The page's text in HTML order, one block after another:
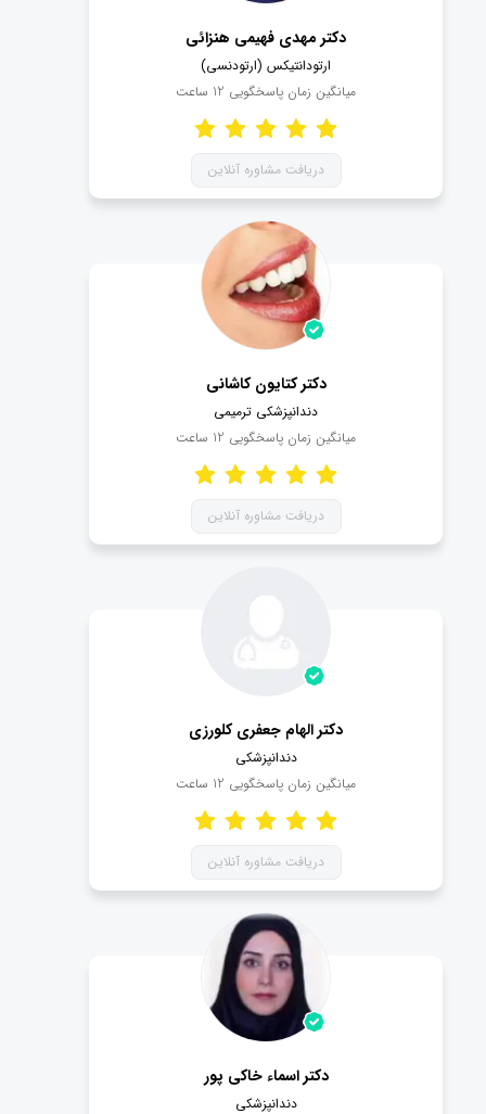
دکتر مهدی فهیمی هنزائی
ارتودانتیکس (ارتودنسی)
میانگین زمان پاسخگویی 12 ساعت
دریافت مشاوره آنلاین
دکتر کتایون کاشانی
دندانپزشکی ترمیمی
میانگین زمان پاسخگویی 12 ساعت
دریافت مشاوره آنلاین
دکتر الهام جعفری کلورزی
دندانپزشکی
میانگین زمان پاسخگویی 12 ساعت
دریافت مشاوره آنلاین
دکتر اسماء خاکی پور
دندانپزشکی